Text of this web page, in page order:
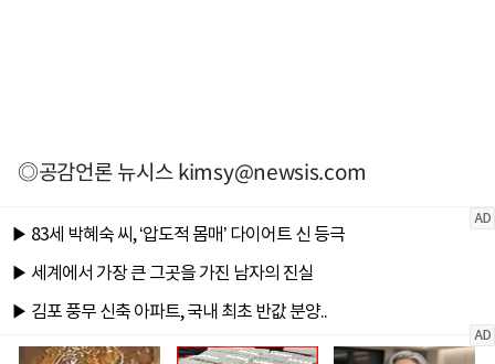
◎공감언론 뉴시스kimsy@newsis.com